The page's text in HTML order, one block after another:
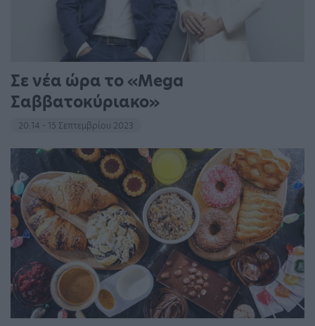
Σε νέα ώρα το «Mega
Σαββατοκύριακο»
20:14 - 15 Σεπτεμβρίου 2023